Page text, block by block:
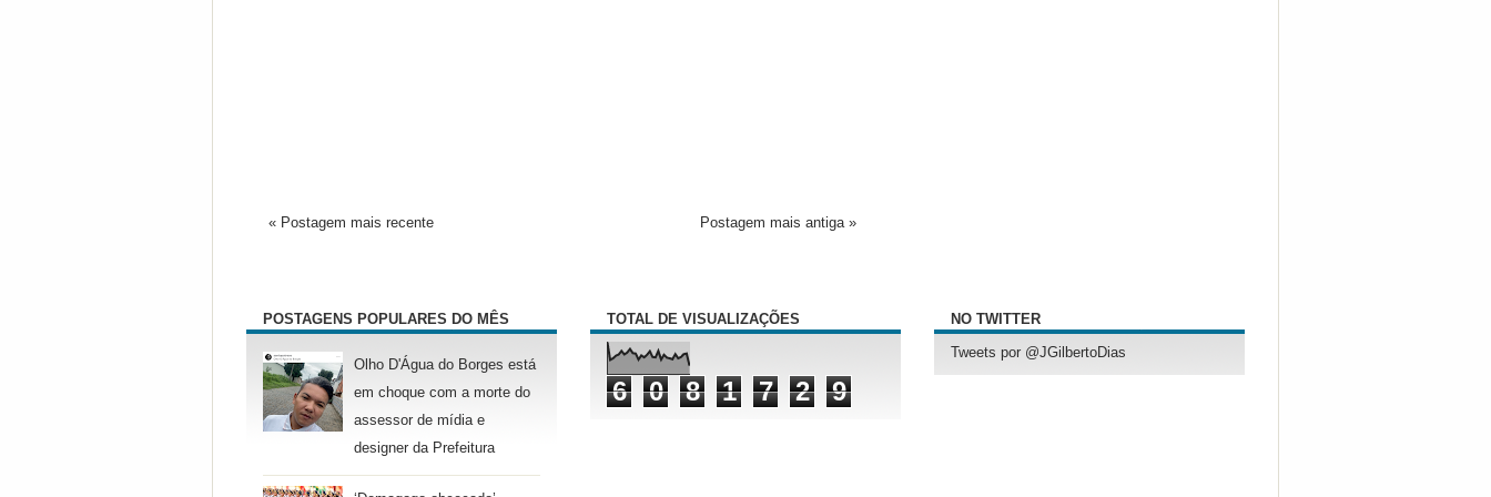
« Postagem mais recente Postagem mais antiga »
POSTAGENS POPULARES DO MÊS
Olho D'Água do Borges está
em choque com a morte do
assessor de mídia e
designer da Prefeitura
TOTAL DE VISUALIZAÇÕES
6 0 8 1 7 2 9
NO TWITTER
Tweets por @JGilbertoDias